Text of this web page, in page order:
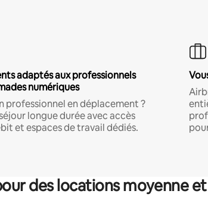
adaptés aux professionnels
numériques
professionnel en déplacement ?
longue durée avec accès
et espaces de travail dédiés.
des locations moyenne